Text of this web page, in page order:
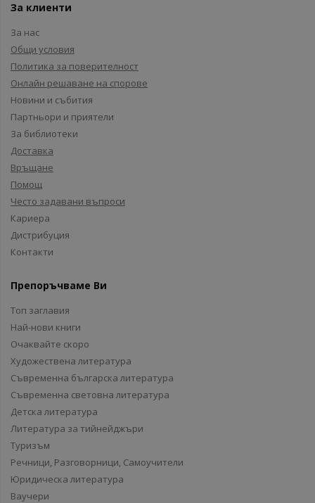
За клиенти
За нас
Общи условия
Политика за поверителност
Онлайн решаване на спорове
Новини и събития
Партньори и приятели
За библиотеки
Доставка
Връщане
Помощ
Често задавани въпроси
Кариера
Дистрибуция
Контакти
Препоръчваме Ви
Топ заглавия
Най-нови книги
Очаквайте скоро
Художествена литература
Съвременна българска литература
Съвременна световна литература
Детска литература
Литература за тийнейджъри
Туризъм
Речници, Разговорници, Самоучители
Юридическа литература
Ваучери